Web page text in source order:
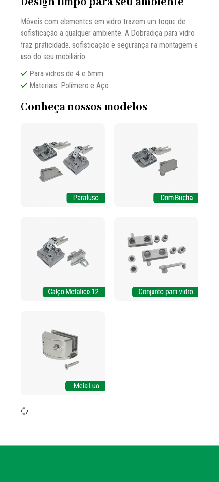
Móveis com elementos em vidro trazem um toque de
sofisticação a qualquer ambiente. A Dobradiça para vidro
traz praticidade, sofisticação e segurança na montagem e
uso do seu mobiliário.
Para vidros de 4 e 6mm
Materiais: Polímero e Aço
Conheça nossos modelos